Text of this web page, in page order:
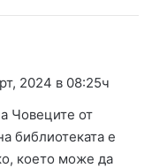
2024 в 08:25ч
Човеците от
библиотеката е
което може да